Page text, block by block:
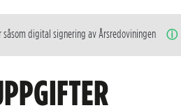
såsom digital signering av Årsredoviningen ⓘ